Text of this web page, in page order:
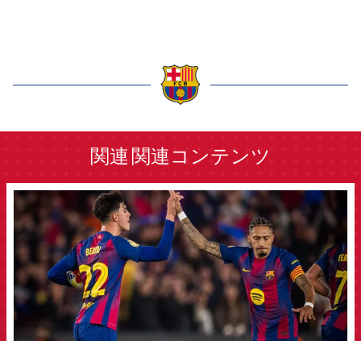
関連 関連コンテンツ
FCB Barcelona badge